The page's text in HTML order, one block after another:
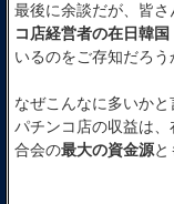
最後に余談だが、皆さ
コ店経営者の在日韓
いるのをご存知だろう
なぜこんなに多いかと
パチンコ店の収益は
合会の最大の資金源と